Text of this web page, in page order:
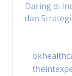
Daring di
dan Strategi